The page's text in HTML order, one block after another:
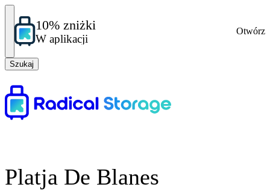
10% zniżki
W aplikacji
Otwórz
Szukaj
Platja De Blanes